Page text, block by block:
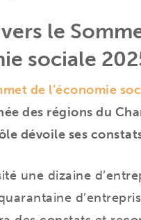
le
sociale
de l’économie
des régions du
dévoile ses
une dizaine